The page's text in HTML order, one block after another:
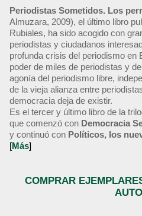
Periodistas Sometidos. Los
Almuzara, 2009), el último libro
Rubiales, ha sido acogido con
periodistas y ciudadanos
profunda crisis del periodismo en
poder de miles de periodistas y
agonía del periodismo libre,
de la vieja alianza entre
democracia deja de existir.
Es el tercer y último libro de la
que comenzó con Democracia
y continuó con Políticos, los
[Más]
COMPRAR